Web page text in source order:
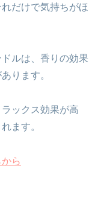
だけで気持ちがほ
ルは、香りの効果
ります。
ックス効果が高
ます。
ら